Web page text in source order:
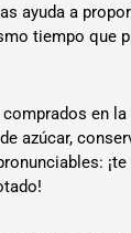
ayuda a
tiempo que
en la
azúcar,